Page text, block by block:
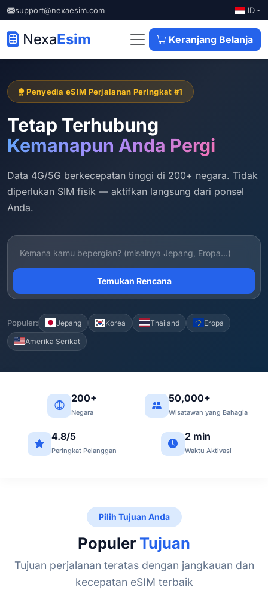
support@nexaesim.com ID
NexaEsim Keranjang Belanja
Penyedia eSIM Perjalanan Peringkat #1
Tetap Terhubung
Kemanapun Anda Pergi
Data 4G/5G berkecepatan tinggi di 200+ negara. Tidak
diperlukan SIM fisik — aktifkan langsung dari ponsel
Anda.
Temukan Rencana
Populer: Jepang Korea Thailand Eropa
Amerika Serikat
200+
Negara
50,000+
Wisatawan yang Bahagia
4.8/5
Peringkat Pelanggan
2 min
Waktu Aktivasi
Pilih Tujuan Anda
Populer Tujuan
Tujuan perjalanan teratas dengan jangkauan dan
kecepatan eSIM terbaik